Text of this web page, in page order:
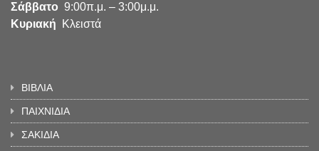
Σάββατο 9:00π.μ. – 3:00μ.μ.
Κυριακή Κλειστά
ΒΙΒΛΙΑ
ΠΑΙΧΝΙΔΙΑ
ΣΑΚΙΔΙΑ